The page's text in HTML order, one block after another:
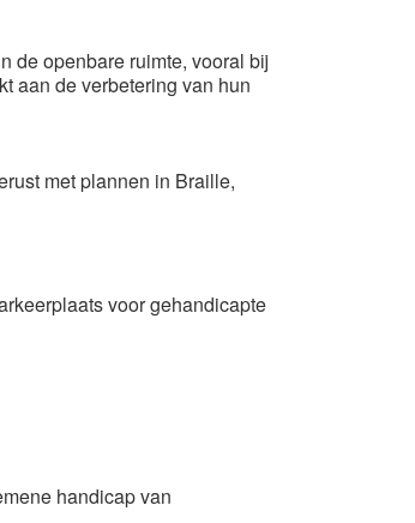
de openbare ruimte, vooral bij
aan de verbetering van hun
met plannen in Braille,
voor gehandicapte
handicap van